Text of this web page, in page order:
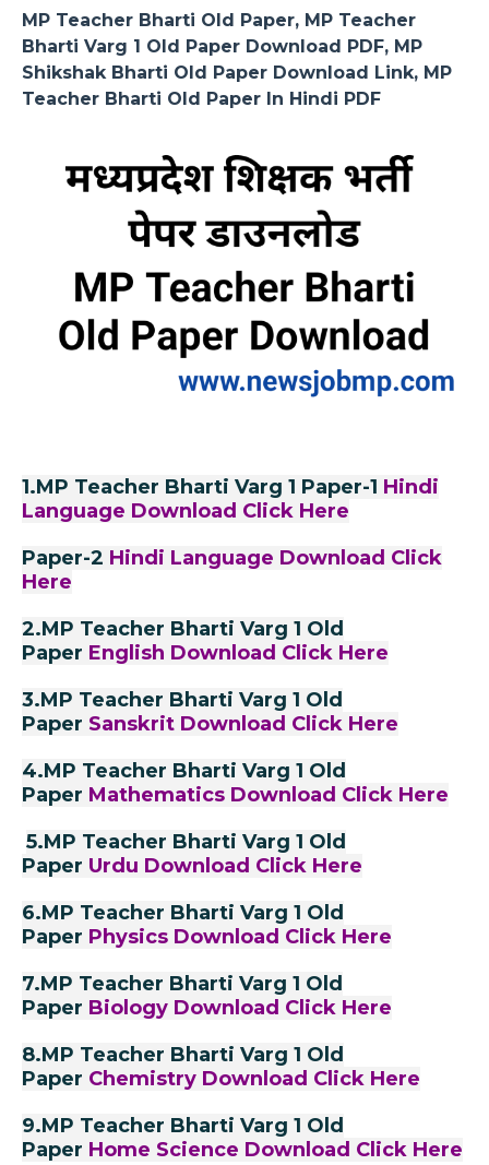
MP Teacher Bharti Old Paper, MP Teacher
Bharti Varg 1 Old Paper Download PDF, MP
Shikshak Bharti Old Paper Download Link, MP
Teacher Bharti Old Paper In Hindi PDF
1.MP Teacher Bharti Varg 1 Paper-1 Hindi
Language Download Click Here
Paper-2 Hindi Language Download Click
Here
2.MP Teacher Bharti Varg 1 Old
Paper English Download Click Here
3.MP Teacher Bharti Varg 1 Old
Paper Sanskrit Download Click Here
4.MP Teacher Bharti Varg 1 Old
Paper Mathematics Download Click Here
5.MP Teacher Bharti Varg 1 Old
Paper Urdu Download Click Here
6.MP Teacher Bharti Varg 1 Old
Paper Physics Download Click Here
7.MP Teacher Bharti Varg 1 Old
Paper Biology Download Click Here
8.MP Teacher Bharti Varg 1 Old
Paper Chemistry Download Click Here
9.MP Teacher Bharti Varg 1 Old
Paper Home Science Download Click Here